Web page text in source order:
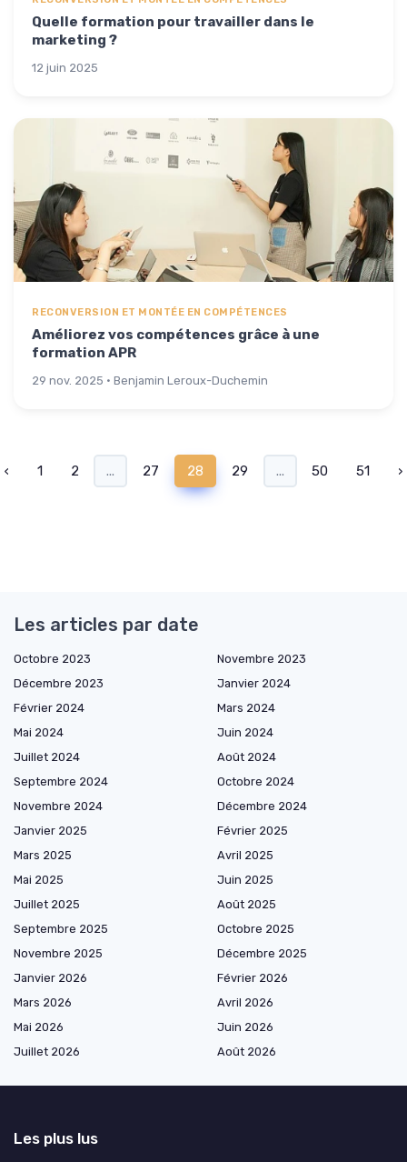
Quelle formation pour travailler dans le
marketing ?
12 juin 2025
RECONVERSION ET MONTÉE EN COMPÉTENCES
Améliorez vos compétences grâce à une
formation APR
29 nov. 2025 · Benjamin Leroux-Duchemin
‹ 1 2 ... 27 28 29 ... 50 51 ›
Les articles par date
Octobre 2023
Novembre 2023
Décembre 2023
Janvier 2024
Février 2024
Mars 2024
Mai 2024
Juin 2024
Juillet 2024
Août 2024
Septembre 2024
Octobre 2024
Novembre 2024
Décembre 2024
Janvier 2025
Février 2025
Mars 2025
Avril 2025
Mai 2025
Juin 2025
Juillet 2025
Août 2025
Septembre 2025
Octobre 2025
Novembre 2025
Décembre 2025
Janvier 2026
Février 2026
Mars 2026
Avril 2026
Mai 2026
Juin 2026
Juillet 2026
Août 2026
Les plus lus